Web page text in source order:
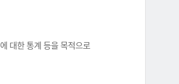
대한 통계 등을 목적으로